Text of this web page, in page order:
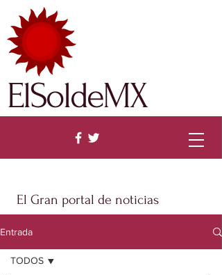
El Gran portal de noticias
ElSoldeMX
Entrada
TODOS